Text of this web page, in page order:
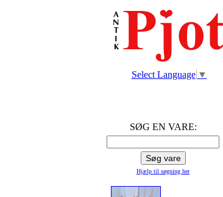
Select Language ▼
SØG EN VARE:
Hjælp til søgning her